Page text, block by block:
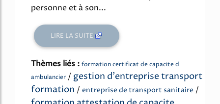
personne et à son...
LIRE LA SUITE
Thèmes liés : formation certificat de capacite d
ambulancier / gestion d'entreprise transport
formation / entreprise de transport sanitaire /